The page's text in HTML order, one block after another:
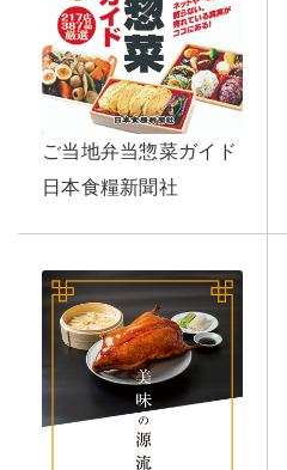
ご当地弁当惣菜ガイド
日本食糧新聞社